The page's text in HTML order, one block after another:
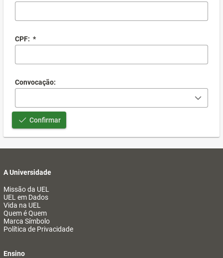
CPF: *
Convocação:
Confirmar
A Universidade
Missão da UEL
UEL em Dados
Vida na UEL
Quem é Quem
Marca Símbolo
Política de Privacidade
Ensino